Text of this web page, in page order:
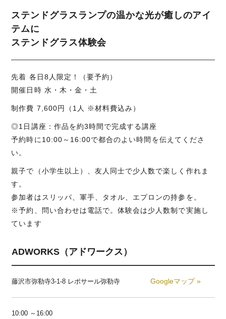
ステンドグラスランプの温かな光が癒しのアイ
テムに
ステンドグラス体験会
先着 各日8人限定！（要予約）
開催日時 水・木・金・土
制作費 7,600円（1人 ※材料費込み）
◎1日講座：作品を約3時間で完成する講座
予約時に10:00～16:00で都合のよい時間を伝えてくださ
い。
親子で（小学生以上）、友人同士で少人数で楽しく作れま
す。
参加者はスリッパ、軍手、タオル、エプロンの持参を。
※予約、問い合わせは電話で。体験会は少人数制で実施し
ています
ADWORKS（アドワークス）
藤沢市弥勒寺3-1-8 レポサール弥勒寺 Googleマップ »
10:00 ～16:00